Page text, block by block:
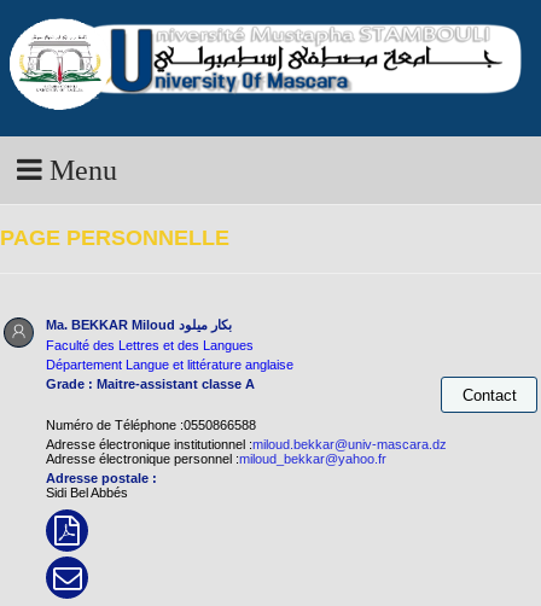
Menu
PAGE PERSONNELLE
Ma. BEKKAR Miloud بكار ميلود
Faculté des Lettres et des Langues
Département Langue et littérature anglaise
Grade : Maitre-assistant classe A
Numéro de Téléphone :0550866588
Adresse électronique institutionnel :miloud.bekkar@univ-mascara.dz
Adresse électronique personnel :miloud_bekkar@yahoo.fr
Adresse postale :
Sidi Bel Abbés